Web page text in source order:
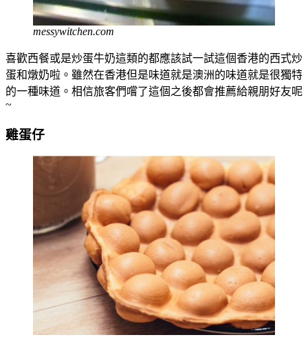
messywitchen.com
喜歡西餐或是炒蛋牛奶這類的都應該試一試這個香港的西式炒
蛋和燉奶啦。雖然在香港但是味道就是澳洲的味道就是很獨特
的一種味道。相信旅客們嚐了這個之後都會推薦給親朋好友呢
~
雞蛋仔